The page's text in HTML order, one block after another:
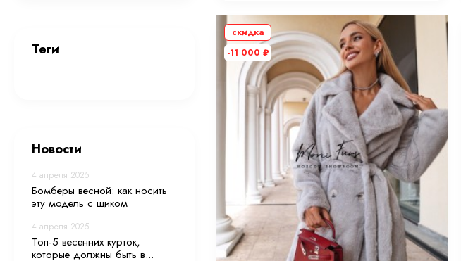
скидка
-11 000 ₽
Теги
Новости
4 апреля 2025
Бомберы весной: как носить
эту модель с шиком
4 апреля 2025
Топ-5 весенних курток,
которые должны быть в...